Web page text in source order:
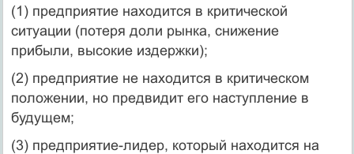
(1) предприятие находится в критической
ситуации (потеря доли рынка, снижение
прибыли, высокие издержки);
(2) предприятие не находится в критическом
положении, но предвидит его наступление в
будущем;
(3) предприятие-лидер, который находится на